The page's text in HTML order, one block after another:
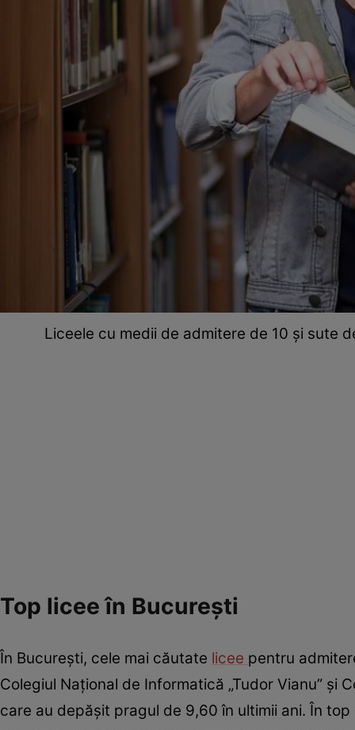
Liceele cu medii de admitere de 10 și sute
Top licee în București
În București, cele mai căutate licee pentru
Colegiul Național de Informatică „Tudor Vianu” și
care au depășit pragul de 9,60 în ultimii ani. În